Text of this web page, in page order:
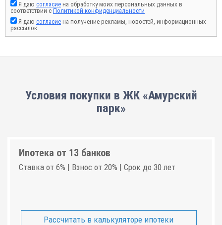
Я даю согласие на обработку моих персональных данных в
соответствии с Политикой конфиденциальности
Я даю согласие на получение рекламы, новостей, информационных
рассылок
Условия покупки в ЖК «Амурский
парк»
Ипотека от 13 банков
Ставка от 6% | Взнос от 20% | Срок до 30 лет
Рассчитать в калькуляторе ипотеки